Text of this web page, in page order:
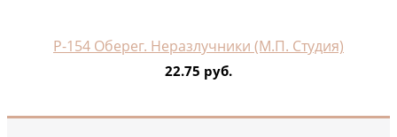
Р-154 Оберег. Неразлучники (М.П. Студия)
22.75 руб.